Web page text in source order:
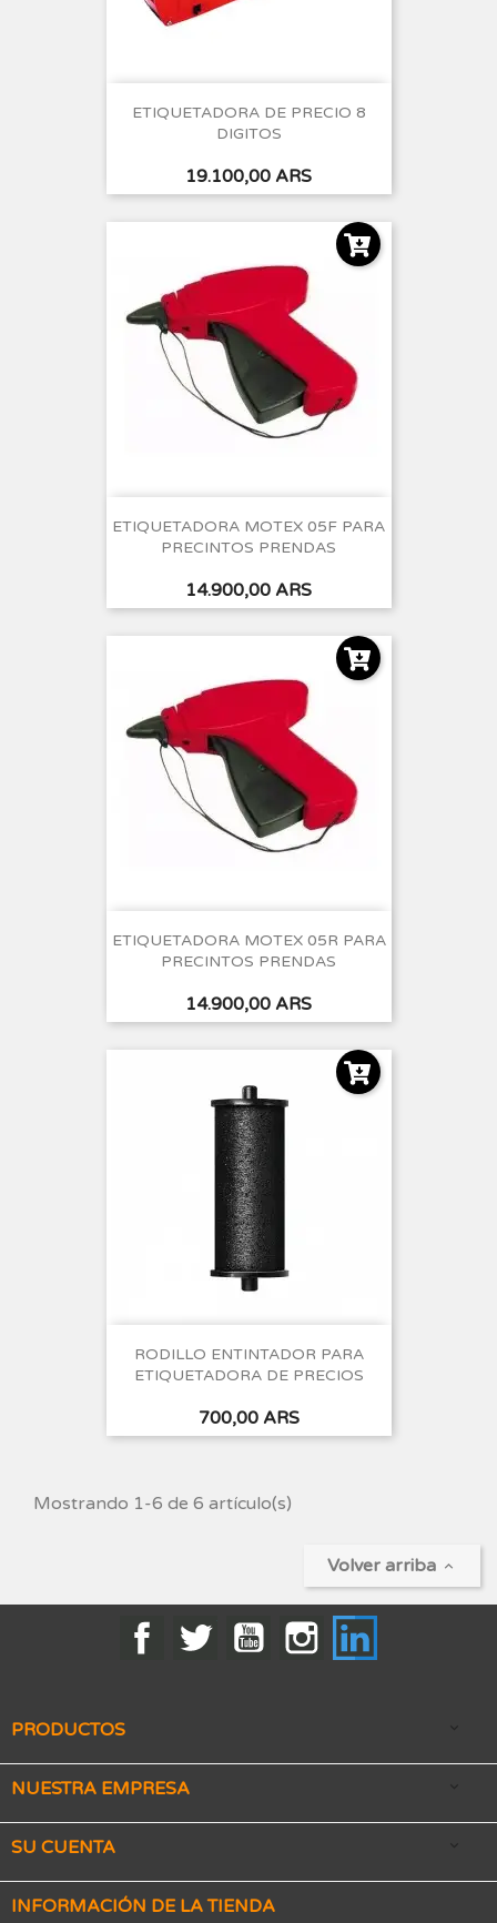
ETIQUETADORA DE PRECIO 8
DIGITOS
Precio
19.100,00 ARS
ETIQUETADORA MOTEX 05F PARA
PRECINTOS PRENDAS
Precio
14.900,00 ARS
ETIQUETADORA MOTEX 05R PARA
PRECINTOS PRENDAS
Precio
14.900,00 ARS
RODILLO ENTINTADOR PARA
ETIQUETADORA DE PRECIOS
Precio
700,00 ARS
Mostrando 1-6 de 6 artículo(s)
Volver arriba 
FacebookTwitter YouTubeInstagram
PRODUCTOS 
NUESTRA EMPRESA 
SU CUENTA 
INFORMACIÓN DE LA TIENDA